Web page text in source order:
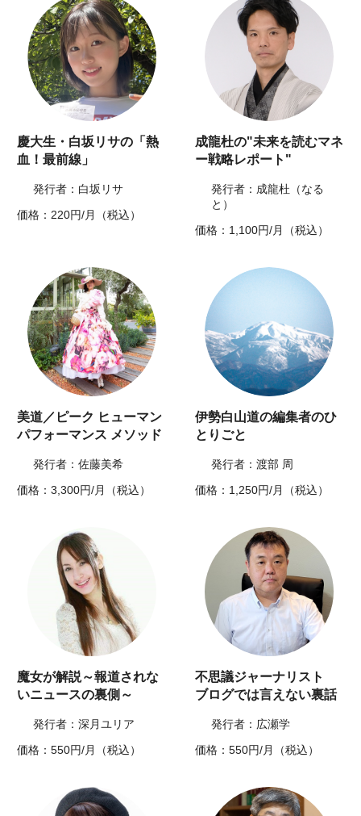
慶大生・白坂リサの「熱
血！最前線」
発行者：白坂リサ
価格：220円/月（税込）
成龍杜の"未来を読むマネ
ー戦略レポート"
発行者：成龍杜（なる
と）
価格：1,100円/月（税込）
美道／ピーク ヒューマン
パフォーマンス メソッド
発行者：佐藤美希
価格：3,300円/月（税込）
伊勢白山道の編集者のひ
とりごと
発行者：渡部 周
価格：1,250円/月（税込）
魔女が解説～報道されな
いニュースの裏側～
発行者：深月ユリア
価格：550円/月（税込）
不思議ジャーナリスト
ブログでは言えない裏話
発行者：広瀬学
価格：550円/月（税込）